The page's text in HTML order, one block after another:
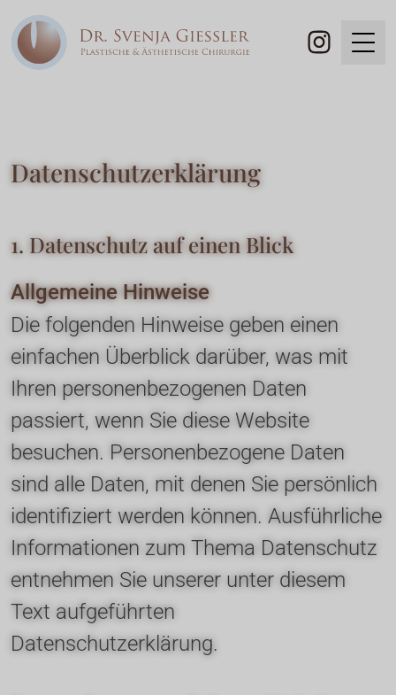
Gesicht
Brustvergrößerung
Brustvergrößerung Preservé
Brustvergrößerung mit Eigenfett
Bruststraffung
Brustverkleinerung
Brustimplantatwechsel
Brustwarzenkorrektur
Brustfehlbildungen
Körper
Schamlippenverkleinerung
Emsculpt-Neo
Kryolipolyse
Faltenbehandlung
Biostimulatoren
Botox
Hyaluron
Sculptra
Profhilo
BBL
Lippen aufspritzen
Infos
Dr. Svenja Giessler
Unsere Praxis
Service
Service und Beratung
Folgekostenversicherung
Termin online buchen
WhatsApp
Kontakt
Datenschutz­erklärung
1. Datenschutz auf einen Blick
Allgemeine Hinweise
Die folgenden Hinweise geben einen
einfachen Überblick darüber, was mit
Ihren personenbezogenen Daten
passiert, wenn Sie diese Website
besuchen. Personenbezogene Daten
sind alle Daten, mit denen Sie persönlich
identifiziert werden können. Ausführliche
Informationen zum Thema Datenschutz
entnehmen Sie unserer unter diesem
Text aufgeführten
Datenschutzerklärung.